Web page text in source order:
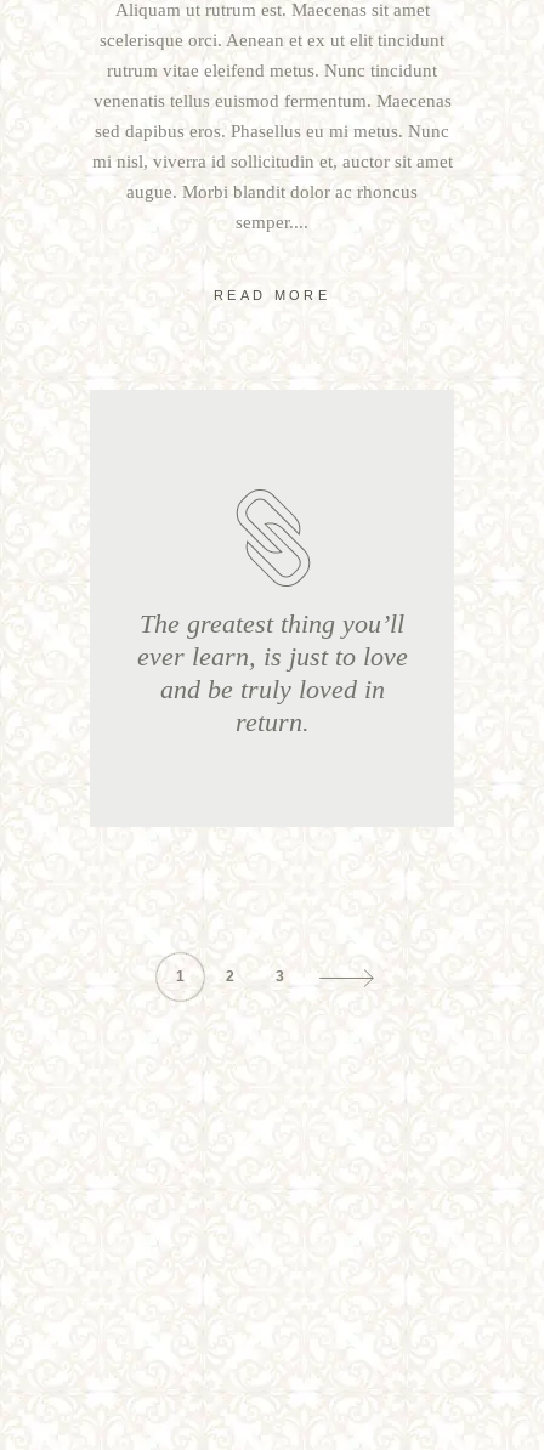
Aliquam ut rutrum est. Maecenas sit amet
scelerisque orci. Aenean et ex ut elit tincidunt
rutrum vitae eleifend metus. Nunc tincidunt
venenatis tellus euismod fermentum. Maecenas
sed dapibus eros. Phasellus eu mi metus. Nunc
mi nisl, viverra id sollicitudin et, auctor sit amet
augue. Morbi blandit dolor ac rhoncus
semper.
READ MORE
The greatest thing you’ll
ever learn, is just to love
and be truly loved in
return.
1 2 3